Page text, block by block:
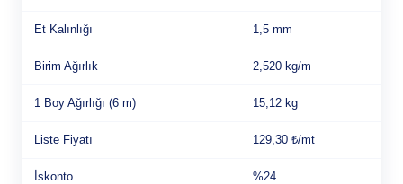
Et Kalınlığı 1,5 mm
Birim Ağırlık 2,520 kg/m
1 Boy Ağırlığı (6 m) 15,12 kg
Liste Fiyatı 129,30 ₺/mt
İskonto %24